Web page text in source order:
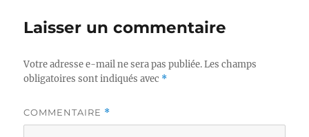
Laisser un commentaire
Votre adresse e-mail ne sera pas publiée. Les champs
obligatoires sont indiqués avec *
COMMENTAIRE *